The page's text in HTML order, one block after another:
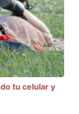
tu celular y